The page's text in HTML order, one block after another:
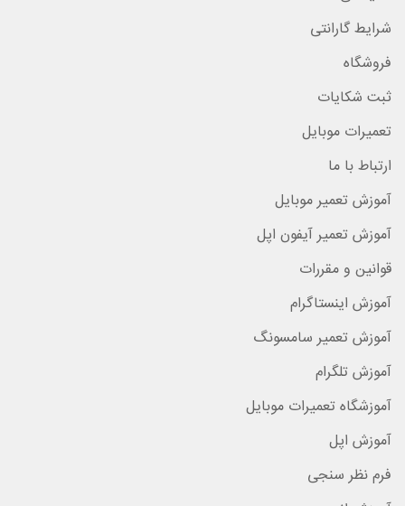
شرایط گارانتی
فروشگاه
ثبت شکایات
تعمیرات موبایل
ارتباط با ما
آموزش تعمیر موبایل
آموزش تعمیر آیفون اپل
قوانین و مقررات
آموزش اینستاگرام
آموزش تعمیر سامسونگ
آموزش تلگرام
آموزشگاه تعمیرات موبایل
آموزش اپل
فرم نظر سنجی